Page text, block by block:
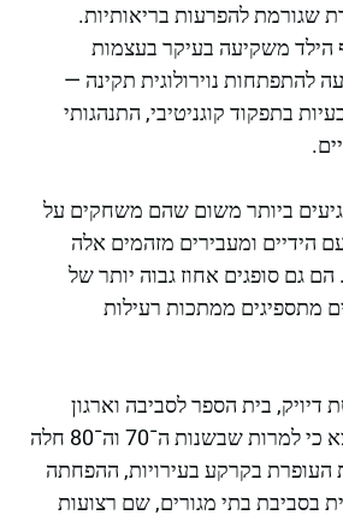
שגורמת להפרעות בריאותיות.
הילד משקיעה בעיקר בעצמות
להתפתחות נוירולוגית תקינה —
בתפקוד קוגניטיבי, התנהגותי
ביותר משום שהם משחקים על
הידיים ומעבירים מזהמים אלה
גם סופגים אחוז גבוה יותר של
מתספיגים ממתכות רעילות
בית הספר לסביבה וארגון
הבריאות העולמי, מצא כי למרות שבשנות ה־70 וה־80 חלה
העופרת בקרקע בעירויות, ההפחתה
בסביבת בתי מגורים, שם רצועות